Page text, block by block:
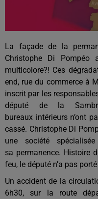
La façade de la
Christophe Di Pompéo
multicolore?! Ces
end, rue du commerce à
inscrit par les
député de la
bureaux intérieurs n’ont
cassé. Christophe Di
une société
sa permanence. Histoire
feu, le député n’a pas porté
Un accident de la
6h30, sur la route